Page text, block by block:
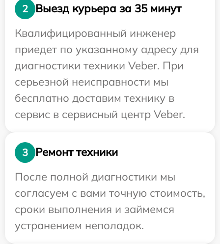
2
Выезд курьера за 35 минут
Квалифицированный инженер
приедет по указанному адресу для
диагностики техники Veber. При
серьезной неисправности мы
бесплатно доставим технику в
сервис в сервисный центр Veber.
3
Ремонт техники
После полной диагностики мы
согласуем с вами точную стоимость,
сроки выполнения и займемся
устранением неполадок.